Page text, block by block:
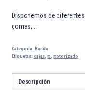
Disponemos de
gomas, …
Categoría: Banda
Etiquetas: cajas, m, motorizado
Descripción